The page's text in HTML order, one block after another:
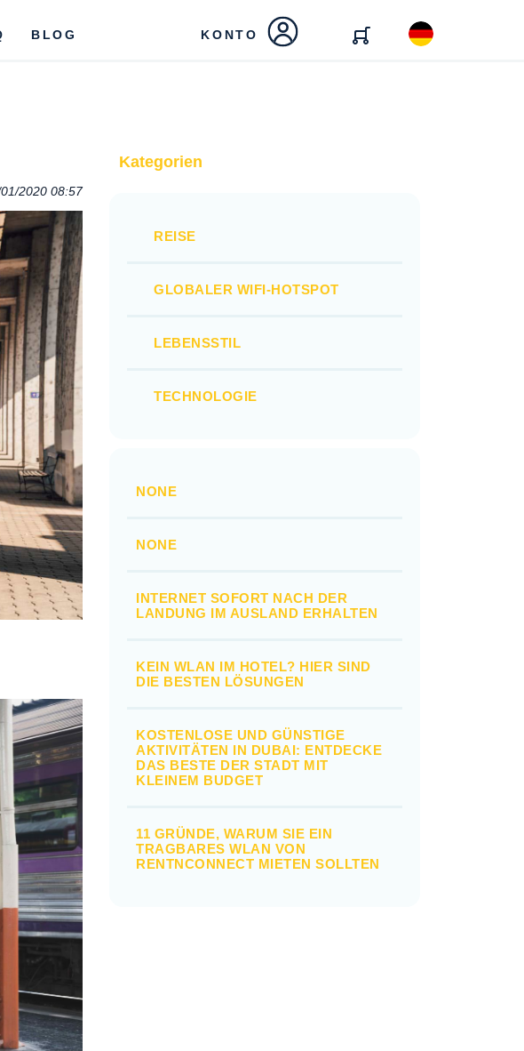
BLOG KONTO
2020 08:57
Kategorien
REISE
GLOBALER WIFI-HOTSPOT
LEBENSSTIL
TECHNOLOGIE
NONE
NONE
INTERNET SOFORT NACH DER
LANDUNG IM AUSLAND ERHALTEN
KEIN WLAN IM HOTEL? HIER SIND
DIE BESTEN LÖSUNGEN
KOSTENLOSE UND GÜNSTIGE
AKTIVITÄTEN IN DUBAI: ENTDECKE
DAS BESTE DER STADT MIT
KLEINEM BUDGET
11 GRÜNDE, WARUM SIE EIN
TRAGBARES WLAN VON
RENTNCONNECT MIETEN SOLLTEN